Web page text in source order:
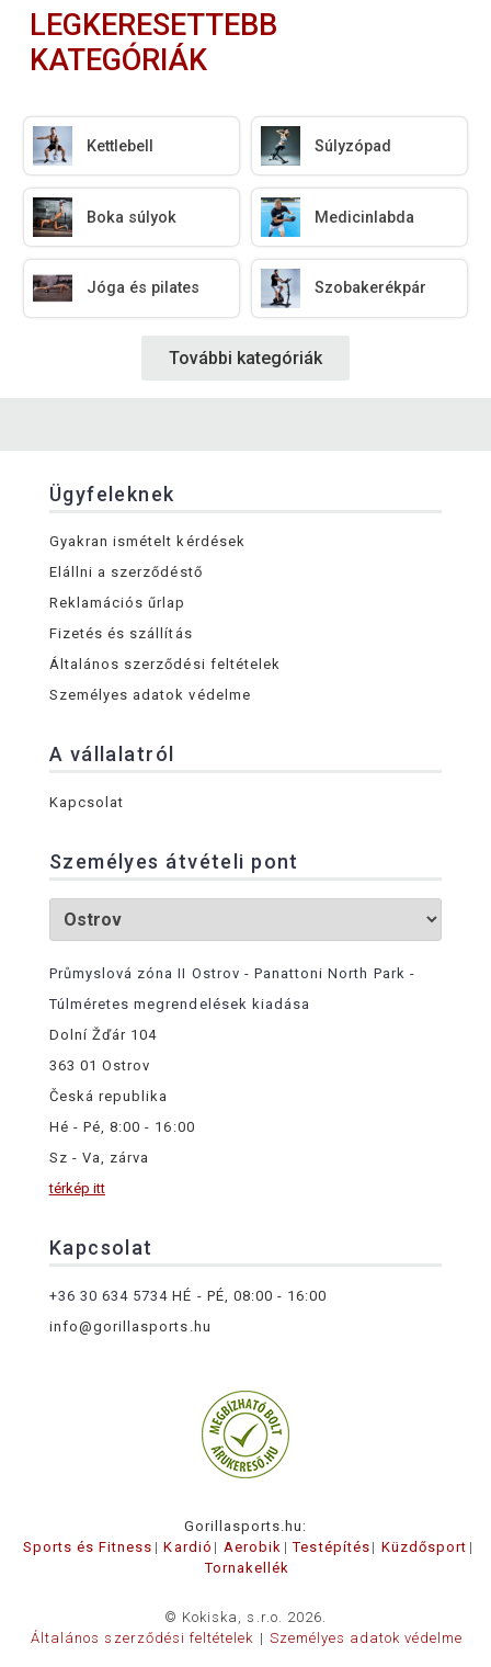
LEGKERESETTEBB
KATEGÓRIÁK
Kettlebell Súlyzópad
Boka súlyok Medicinlabda
Jóga és pilates Szobakerékpár
További kategóriák
Ügyfeleknek
Gyakran ismételt kérdések
Elállni a szerződéstő
Reklamációs űrlap
Fizetés és szállítás
Általános szerződési feltételek
Személyes adatok védelme
A vállalatról
Kapcsolat
Személyes átvételi pont
Průmyslová zóna II Ostrov - Panattoni North Park -
Túlméretes megrendelések kiadása
Dolní Žďár 104
363 01 Ostrov
Česká republika
Hé - Pé, 8:00 - 16:00
Sz - Va, zárva
térkép itt
Kapcsolat
+36 30 634 5734 HÉ - PÉ, 08:00 - 16:00
info@gorillasports.hu
Gorillasports.hu:
Sports és Fitness
Kardió Aerobik Testépítés
Küzdősport
Tornakellék
© Kokiska, s.r.o. 2026.
Általános szerződési feltételek
Személyes adatok védelme